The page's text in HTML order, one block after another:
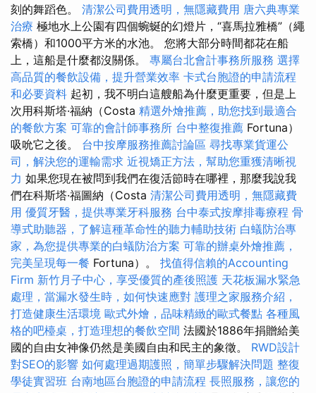
刻的舞蹈色。 清潔公司費用透明，無隱藏費用 唐六典專業
治療 極地水上公園有四個蜿蜒的幻燈片，“喜馬拉雅橋”（繩
索橋）和1000平方米的水池。 您將大部分時間都花在船
上，這船是什麼都沒關係。 專屬台北會計事務所服務 選擇
高品質的餐飲設備，提升營業效率 卡式台胞證的申請流程
和必要資料 起初，我不明白這艘船為什麼更重要，但是上
次用科斯塔·福納（Costa 精選外燴推薦，助您找到最適合
的餐飲方案 可靠的會計師事務所 台中整復推薦 Fortuna）
吸吮它之後。 台中按摩服務推薦討論區 尋找專業貨運公
司，解決您的運輸需求 近視矯正方法，幫助您重獲清晰視
力 如果您現在被問到我們在復活節時在哪裡，那麼我說我
們在科斯塔·福圖納（Costa 清潔公司費用透明，無隱藏費
用 優質牙醫，提供專業牙科服務 台中泰式按摩排毒療程 骨
導式助聽器，了解這種革命性的聽力輔助技術 白蟻防治專
家，為您提供專業的白蟻防治方案 可靠的辦桌外燴推薦，
完美呈現每一餐 Fortuna）。 找值得信賴的Accounting
Firm 新竹月子中心，享受優質的產後照護 天花板漏水緊急
處理，當漏水發生時，如何快速應對 護理之家服務介紹，
打造健康生活環境 歐式外燴，品味精緻的歐式餐點 各種風
格的吧檯桌，打造理想的餐飲空間 法國於1886年捐贈給美
國的自由女神像仍然是美國自由和民主的象徵。 RWD設計
對SEO的影響 如何處理過期護照，簡單步驟解決問題 整復
學徒實習班 台南地區台胞證的申請流程 長照服務，讓您的